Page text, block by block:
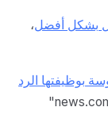
بشكل أفضل،
بوظيفتها الرد